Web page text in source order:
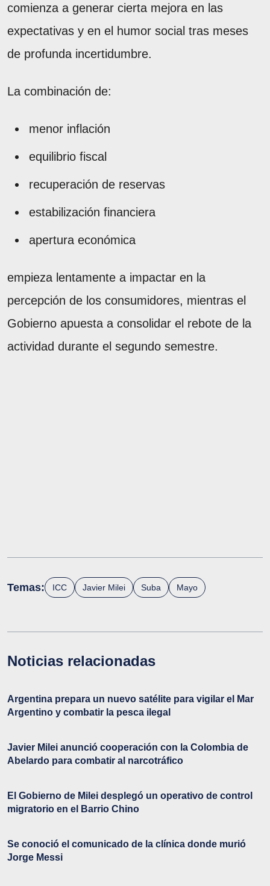
comienza a generar cierta mejora en las
expectativas y en el humor social tras meses
de profunda incertidumbre.
La combinación de:
menor inflación
equilibrio fiscal
recuperación de reservas
estabilización financiera
apertura económica
empieza lentamente a impactar en la
percepción de los consumidores, mientras el
Gobierno apuesta a consolidar el rebote de la
actividad durante el segundo semestre.
Temas: ICC Javier Milei Suba Mayo
Noticias relacionadas
Argentina prepara un nuevo satélite para vigilar el Mar
Argentino y combatir la pesca ilegal
Javier Milei anunció cooperación con la Colombia de
Abelardo para combatir al narcotráfico
El Gobierno de Milei desplegó un operativo de control
migratorio en el Barrio Chino
Se conoció el comunicado de la clínica donde murió
Jorge Messi